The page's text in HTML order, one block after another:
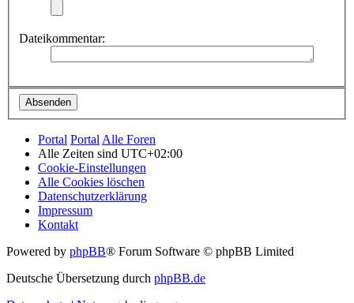
Dateikommentar:
Portal Portal Alle Foren
Alle Zeiten sind UTC+02:00
Cookie-Einstellungen
Alle Cookies löschen
Datenschutzerklärung
Impressum
Kontakt
Powered by phpBB® Forum Software © phpBB Limited
Deutsche Übersetzung durch phpBB.de